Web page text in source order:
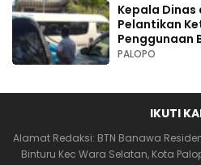
Kepala Dinas
Pelantikan
Penggunaan
PALOPO
IKUTI
Alamat Redaksi: BTN Banawa
Binturu Kec Wara Selatan, Kota